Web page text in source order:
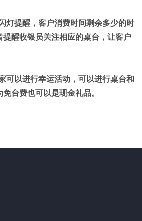
灯提醒，客户消费时间剩余多少的时
提醒收银员关注相应的桌台，让客户
可以进行幸运活动，可以进行桌台和
台费也可以是现金礼品。